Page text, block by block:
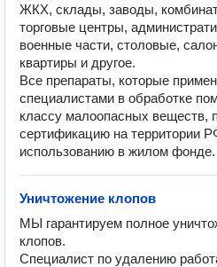
ЖКХ, склады, заводы,
торговые центры,
военные части, столовые,
квартиры и другое.
Все препараты, которые
специалистами в обработке
классу малоопасных веществ,
сертификацию на территории
использованию в жилом фонде.
Уничтожение клопов
МЫ гарантируем полное
клопов.
Специалист по удалению